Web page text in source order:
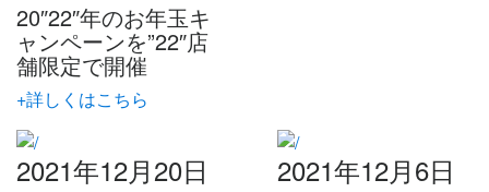
20″22″年のお年玉キ
ャンペーンを”22″店
舗限定で開催
+詳しくはこちら
2021年12月20日 2021年12月6日